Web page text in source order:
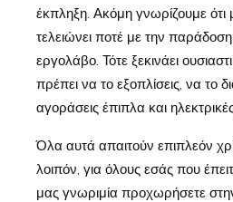
έκπληξη. Ακόμη γνωρίζουμε ότι
τελειώνει ποτέ με την
εργολάβο. Τότε ξεκινάει
πρέπει να το εξοπλίσεις, να το
αγοράσεις έπιπλα και
Όλα αυτά απαιτούν επιπλεόν
λοιπόν, για όλους εσάς που
μας γνωριμία προχωρήσετε